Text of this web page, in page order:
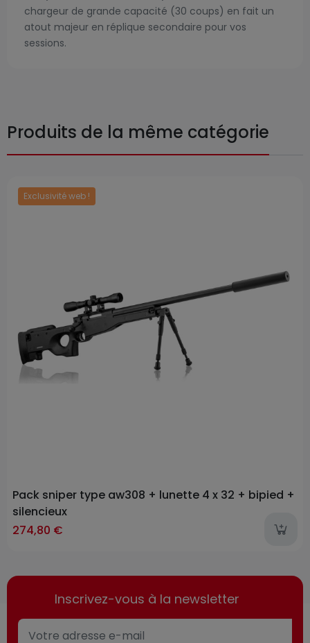
chargeur de grande capacité (30 coups) en fait un
atout majeur en réplique secondaire pour vos
sessions.
Produits de la même catégorie
Exclusivité web !
Pack sniper type aw308 + lunette 4 x 32 + bipied +
silencieux
274,80 €
Inscrivez-vous à la newsletter